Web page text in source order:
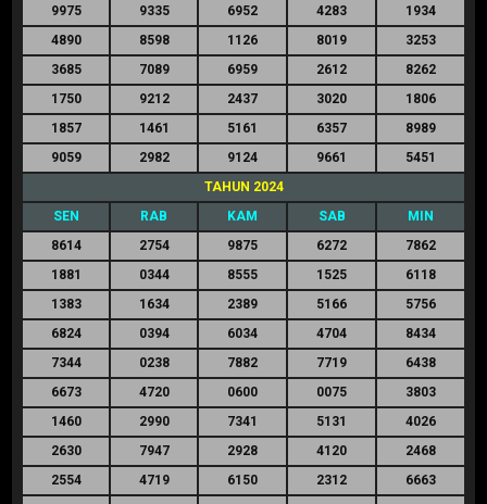
9975
9335 6952 4283
1934
4890
8598 1126 8019
3253
3685
7089 6959 2612
8262
1750
9212 2437 3020
1806
1857
1461 5161 6357
8989
9059
2982 9124 9661
5451
TAHUN 2024
SEN
RAB KAM SAB
MIN
8614
2754 9875 6272
7862
1881
0344 8555 1525
6118
1383
1634 2389 5166
5756
6824
0394 6034 4704
8434
7344
0238 7882 7719
6438
6673
4720 0600 0075
3803
1460
2990 7341 5131
4026
2630
7947 2928 4120
2468
2554
4719 6150 2312
6663